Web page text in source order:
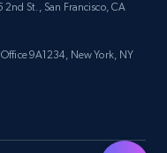
Discount,
2nd St., San Francisco, CA
9A1234, New York, NY